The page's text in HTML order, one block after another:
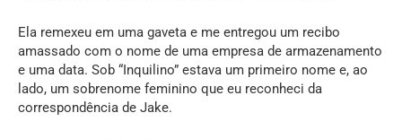
Ela remexeu em uma gaveta e me entregou um recibo
amassado com o nome de uma empresa de armazenamento
e uma data. Sob “Inquilino” estava um primeiro nome e, ao
lado, um sobrenome feminino que eu reconheci da
correspondência de Jake.